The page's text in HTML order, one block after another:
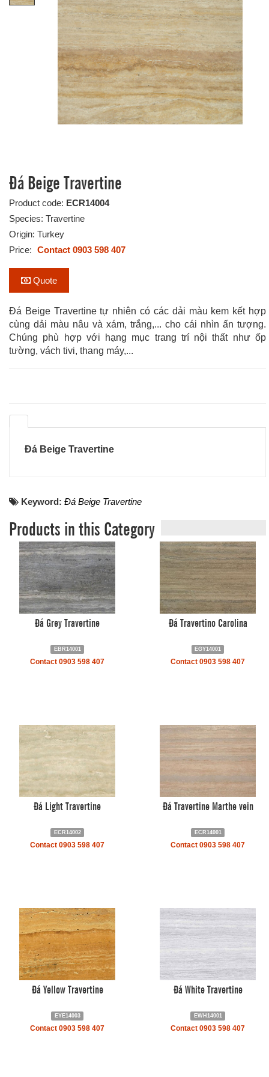
Đá Beige Travertine
Product code: ECR14004
Species: Travertine
Origin: Turkey
Price: Contact 0903 598 407
Quote
Đá Beige Travertine tự nhiên có các dải màu kem kết hợp
cùng dải màu nâu và xám, trắng,... cho cái nhìn ấn tượng.
Chúng phù hợp với hạng mục trang trí nội thất như ốp
tường, vách tivi, thang máy,...
Đá Beige Travertine
Keyword: Đá Beige Travertine
Products in this Category
Đá Grey Travertine
EBR14001
Contact 0903 598 407
Đá Travertino Carolina
EGY14001
Contact 0903 598 407
Đá Light Travertine
ECR14002
Contact 0903 598 407
Đá Travertine Marthe vein
ECR14001
Contact 0903 598 407
Đá Yellow Travertine
EYE14003
Contact 0903 598 407
Đá White Travertine
EWH14001
Contact 0903 598 407